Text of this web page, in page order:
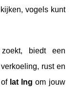
vogels kunt
zoekt, biedt een
rust en
lat lng om jouw